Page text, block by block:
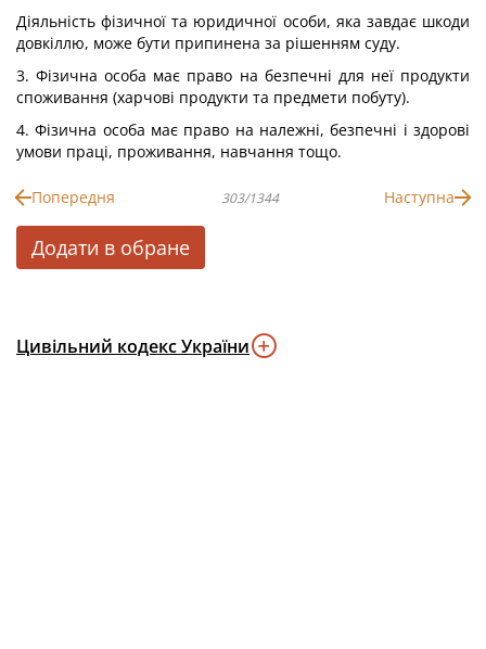
Діяльність фізичної та юридичної особи, яка завдає шкоди
довкіллю, може бути припинена за рішенням суду.
3. Фізична особа має право на безпечні для неї продукти
споживання (харчові продукти та предмети побуту).
4. Фізична особа має право на належні, безпечні і здорові
умови праці, проживання, навчання тощо.
Попередня 303/1344 Наступна
Додати в обране
Цивільний кодекс України